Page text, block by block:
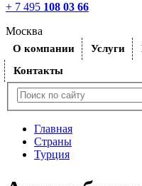
+ 7 495 108 03 66
Москва
O компании Услуги
Контакты
Главная
Страны
Турция